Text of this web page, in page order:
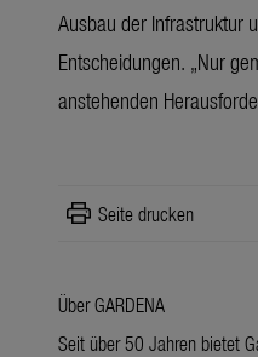
Ausbau der Infrastruktur
Entscheidungen. „Nur
anstehenden
print Seite drucken
Über GARDENA
Seit über 50 Jahren bietet